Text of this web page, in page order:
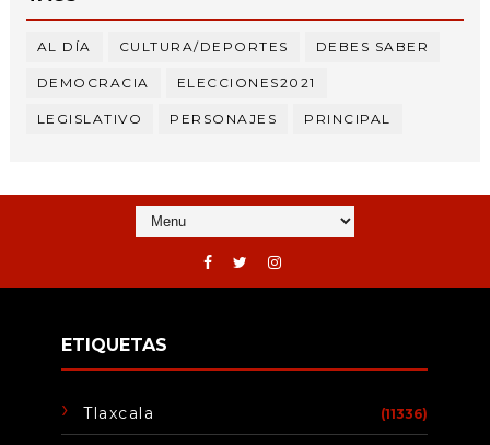
AL DÍA CULTURA/DEPORTES DEBES SABER
DEMOCRACIA ELECCIONES2021
LEGISLATIVO PERSONAJES PRINCIPAL
ETIQUETAS
Tlaxcala (11336)